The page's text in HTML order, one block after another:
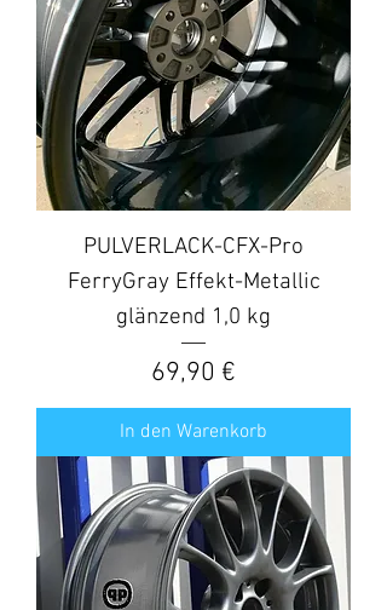
PULVERLACK-CFX-Pro
FerryGray Effekt-Metallic
glänzend 1,0 kg
Preis
69,90 €
In den Warenkorb